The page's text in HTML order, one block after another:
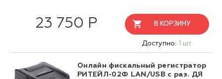
23 750 Р В КОРЗИНУ
Доступно: 1 шт.
Онлайн фискальный регистратор
РИТЕЙЛ-02Ф LAN/USB с раз. ДЯ